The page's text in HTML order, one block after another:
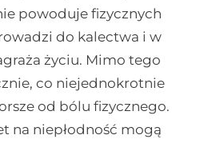
powoduje fizycznych
do kalectwa i w
życiu. Mimo tego
co niejednokrotnie
od bólu fizycznego.
na niepłodność mogą